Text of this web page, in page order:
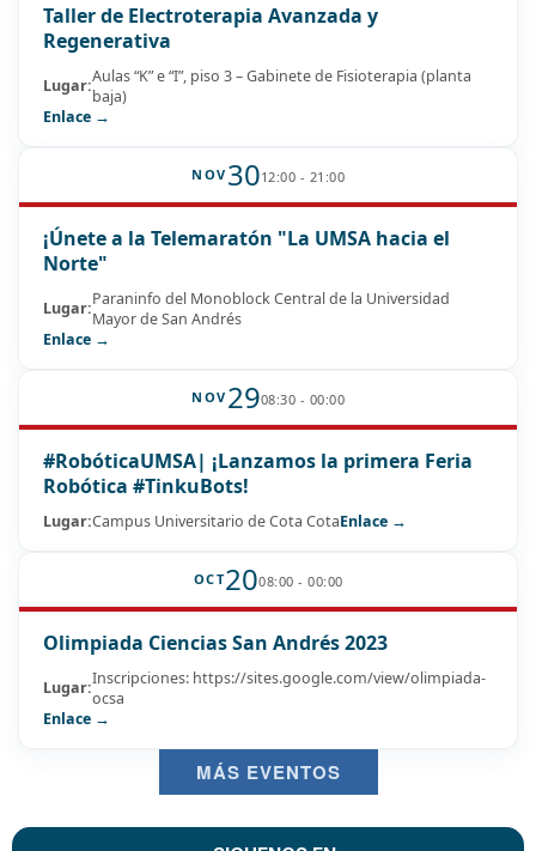
Taller de Electroterapia Avanzada y
Regenerativa
Lugar:Aulas “K” e “I”, piso 3 – Gabinete de Fisioterapia (planta
baja)
Enlace →
NOV 3012:00 - 21:00
¡Únete a la Telemaratón "La UMSA hacia el
Norte"
Lugar:Paraninfo del Monoblock Central de la Universidad
Mayor de San Andrés
Enlace →
NOV 2908:30 - 00:00
#RobóticaUMSA| ¡Lanzamos la primera Feria
Robótica #TinkuBots!
Lugar:Campus Universitario de Cota CotaEnlace →
OCT2008:00 - 00:00
Olimpiada Ciencias San Andrés 2023
Lugar:Inscripciones: https://sites.google.com/view/olimpiada-
ocsa
Enlace →
MÁS EVENTOS